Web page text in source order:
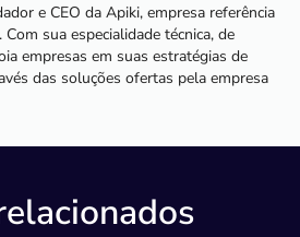
e CEO da Apiki, empresa referência
sua especialidade técnica, de
empresas em suas estratégias de
das soluções ofertas pela empresa